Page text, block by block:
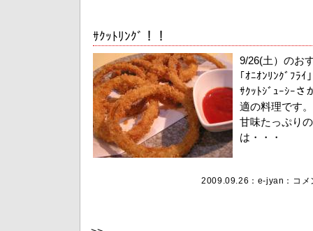
ｻｸｯﾄﾘﾝｸﾞ！！
9/26(土）のお
｢ｵﾆｵﾝﾘﾝｸﾞﾌﾗｲ
ｻｸｯﾄｼﾞｭｰｼｰさ
適の料理です。
甘味たっぷり
は・・・
2009.09.26： e-jyan ： コメ